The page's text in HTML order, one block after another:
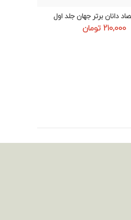
اطلاعات بیشتر
دانان برتر جهان جلد اول
210,000 تومان